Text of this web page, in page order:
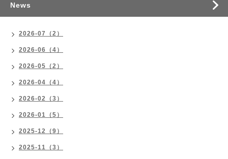
News
2026-07（2）
2026-06（4）
2026-05（2）
2026-04（4）
2026-02（3）
2026-01（5）
2025-12（9）
2025-11（3）